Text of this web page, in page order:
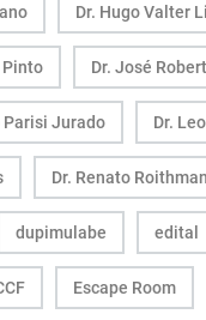
Dr. Hugo Valter
Pinto Dr. José
Parisi Jurado Dr.
Dr. Renato
dupimulabe edital
Escape Room